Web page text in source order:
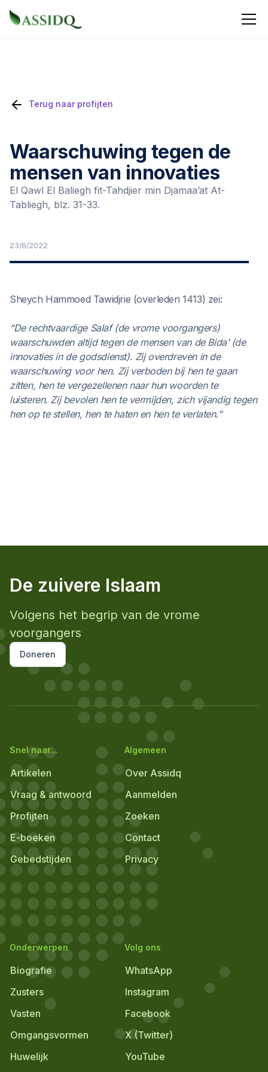
Terug naar profijten
Waarschuwing tegen de
mensen van innovaties
El Qawl El Baliegh fit-Tahdjier min Djamaa’at At-
Tabliegh, blz. 31-33.
23/6/2022
Sheych Hammoed Tawidjrie (overleden 1413) zei:
“De rechtvaardige Salaf (de vrome voorgangers)
waarschuwden altijd tegen de mensen van de Bida’ (de
innovaties in de godsdienst). Zij overdreven in de
waarschuwing voor hen. Zij verboden bij hen te gaan
zitten, hen te vergezellenen naar hun woorden te
luisteren. Zij bevolen hen te vermijden, zich vijandig tegen
hen op te stellen, hen te haten en hen te verlaten.”
De zuivere Islaam
Volgens het begrip van de vrome
voorgangers
Doneren
Snel naar...
Artikelen
Vraag & antwoord
Profijten
E-boeken
Gebedstijden
Algemeen
Over Assidq
Aanmelden
Zoeken
Contact
Privacy
Onderwerpen
Biografie
Zusters
Vasten
Omgangsvormen
Huwelijk
Volg ons
WhatsApp
Instagram
Facebook
X (Twitter)
YouTube